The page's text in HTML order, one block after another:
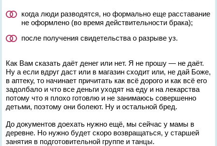
когда люди разводятся, но формально еще расставание
не оформлено (во время действительности брака);
после получения свидетельства о разрыве уз.
Как Вам сказать даёт денег или нет. Я не прошу — не даёт.
Ну а если вдруг даст или в магазин сходит или, не дай Боже,
в аптеку, то начинает причитать как всё дорого и как всё его
задолбало и что все деньги уходят на еду и на лекарства
потому что я плохо готовлю и не занимаюсь совершенно
детьми, поэтому они болеют. Ну и остальной бред.
До документов доехать нужно ещё, мы сейчас у мамы в
деревне. Но нужно будет скоро возвращаться, у старшей
занятия в подготовительной группе и танцы.